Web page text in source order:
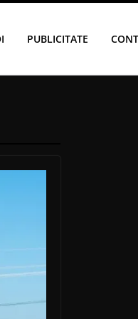
PUBLICITATE